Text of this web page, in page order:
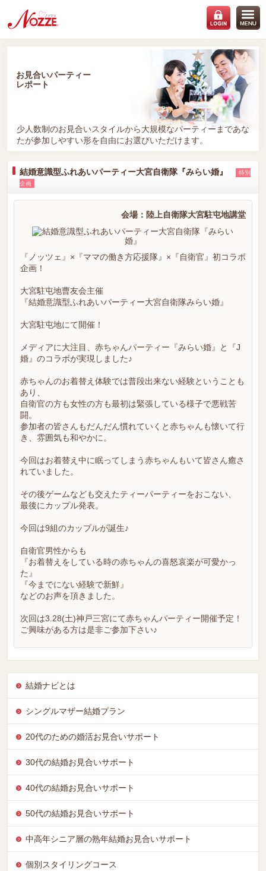
お見合いパーティー
レポート
少人数制のお見合いスタイルから大規模なパーティーまであな
たが参加しやすい形を自由にお選びいただけます。
結婚意識型ふれあいパーティー大宮自衛隊『みらい婚』
特別
企画
会場：陸上自衛隊大宮駐屯地講堂
『ノッツェ』×『ママの働き方応援隊』×『自衛官』初コラボ
企画！
大宮駐屯地曹友会主催
『結婚意識型ふれあいパーティー大宮自衛隊みらい婚』
大宮駐屯地にて開催！
メディアに大注目、赤ちゃんパーティー『みらい婚』と『J
婚』のコラボが実現しました♪
赤ちゃんのお着替え体験では普段出来ない経験ということも
あり、
自衛官の方も女性の方も最初は緊張している様子で悪戦苦
闘。
参加者の皆さんもだんだん慣れていくと赤ちゃんも懐いて行
き、雰囲気も和やかに。
今回はお着替え中に眠ってしまう赤ちゃんもいて皆さん癒さ
れていました。
その後ゲームなども交えたティーパーティーをおこない、
最後にカップル発表。
今回は9組のカップルが誕生♪
自衛官男性からも
『お着替えをしている時の赤ちゃんの喜怒哀楽が可愛かっ
た』
『今までにない経験で新鮮』
などのお声を頂きました。
次回は3.28(土)神戸三宮にて赤ちゃんパーティー開催予定！
ご興味がある方は是非ご参加下さい♪
結婚ナビとは
シングルマザー結婚プラン
20代のための婚活お見合いサポート
30代の結婚お見合いサポート
40代の結婚お見合いサポート
50代の結婚お見合いサポート
中高年シニア層の熟年結婚お見合いサポート
個別スタイリングコース